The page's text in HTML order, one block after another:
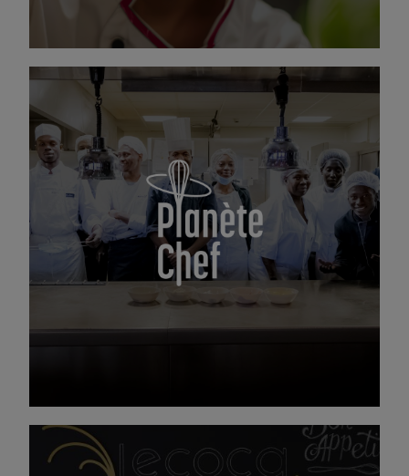
Cuisine ton avenir
Planète Chef est notre Centre de Formation en
Apprentissage pour préparer les CAP Cuisine &
Pâtissier. Passionné(e), préssé(e) d’entrer dans
la vie active ? Compass Group France s’engage
à inclure les jeunes et les personnes éloignées
dans l’emploi. Ouvrez les portes de notre
cuisine et de votre carrière.